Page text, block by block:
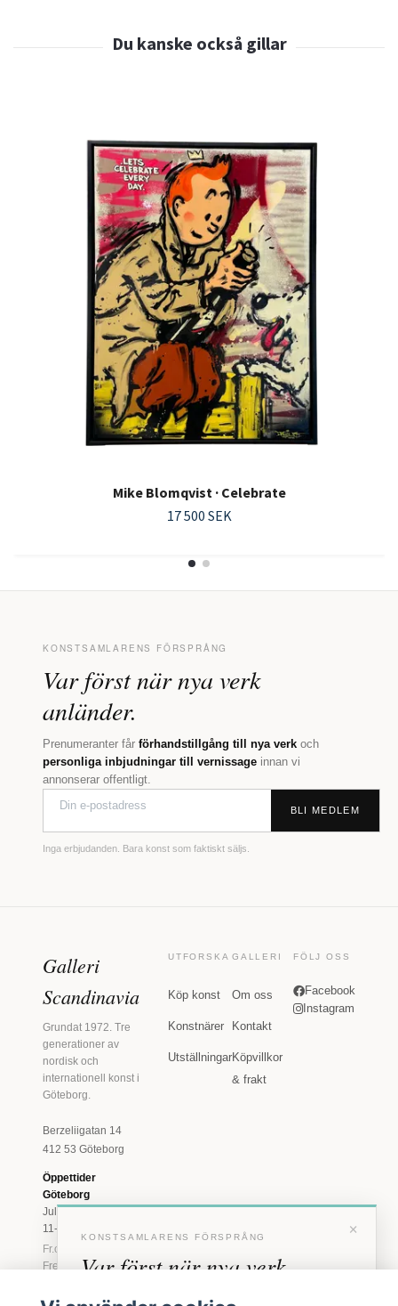
Mike Blomqvist · Celebrate
17 500 SEK
KONSTSAMLARENS FÖRSPRÅNG
Var först när nya verk
anländer.
Prenumeranter får förhandstillgång till nya verk och
personliga inbjudningar till vernissage innan vi
annonserar offentligt.
BLI MEDLEM
Inga erbjudanden. Bara konst som faktiskt säljs.
Galleri
Scandinavia
Grundat 1972. Tre
generationer av
nordisk och
internationell konst i
Göteborg.
Berzeliigatan 14
412 53 Göteborg
Öppettider
Göteborg
Juli: Tis 11-18 · Lör
11-16
Fr.o.m. augusti: Tis-
Fre 11-18 · Lör 11-
UTFORSKA
Köp konst
Konstnärer
Utställningar
GALLERI
Om oss
Kontakt
Köpvillkor
& frakt
FÖLJ OSS
Facebook
Instagram
×
KONSTSAMLARENS FÖRSPRÅNG
Var först när nya verk
anländer